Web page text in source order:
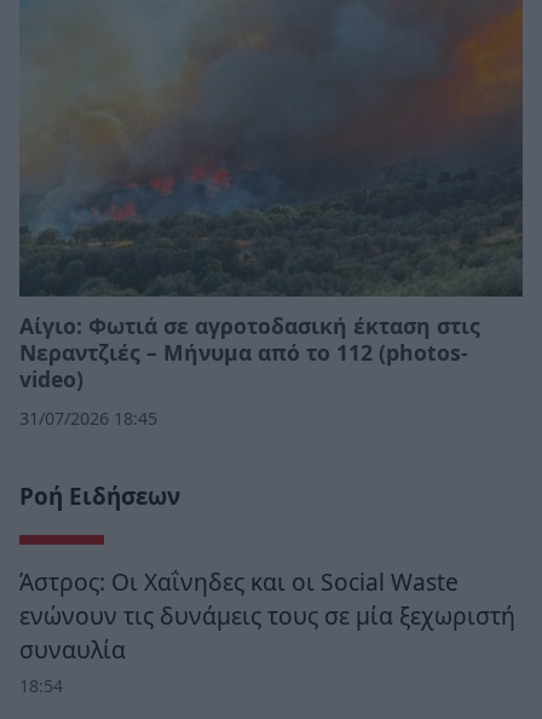
Αίγιο: Φωτιά σε αγροτοδασική έκταση στις
Νεραντζιές – Μήνυμα από το 112 (photos-
video)
31/07/2026 18:45
Ροή Ειδήσεων
Άστρος: Οι Χαΐνηδες και οι Social Waste
ενώνουν τις δυνάμεις τους σε μία ξεχωριστή
συναυλία
18:54